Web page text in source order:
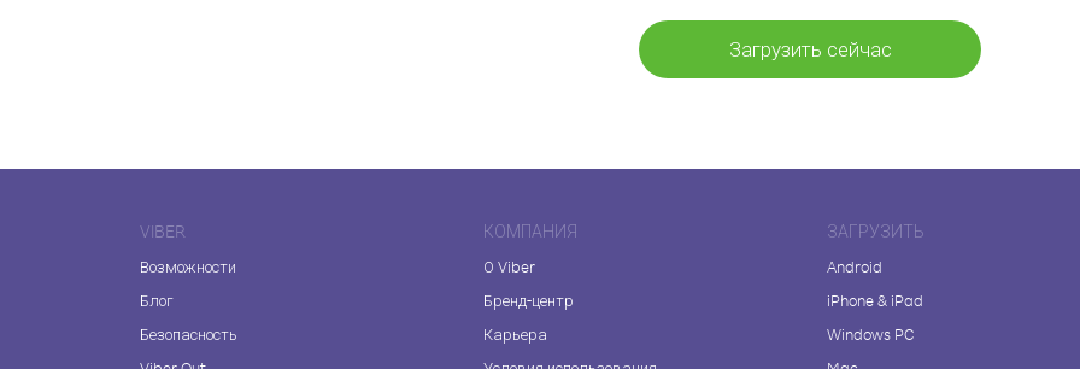
Загрузить сейчас
VIBER
Возможности
Блог
Безопасность
КОМПАНИЯ
О Viber
Бренд-центр
Карьера
ЗАГРУЗИТЬ
Android
iPhone & iPad
Windows PC